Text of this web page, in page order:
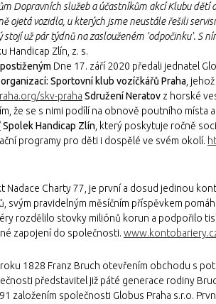
Dopravních služeb a účastníkům akcí Klubu dětí
ojetá vozidla, u kterých jsme neustále řešili
už pár týdnů na zaslouženém 'odpočinku'. S
Handicap Zlín, z. s.
Dne 17. září 2020 předali jednatel
Sportovní klub vozíčkářů Praha ,
skv-praha Sdružení Neratov z horské
že se s nimi podílí na obnově poutního místa
Spolek Handicap Zlín , který poskytuje ročně
programy pro děti i dospělé ve svém okolí.
Charty 77, je první a dosud jedinou
svým pravidelným měsíčním příspěvkem
rozdělilo stovky miliónů korun a podpořilo
zapojení do společnosti.
1828 Franz Bruch otevřením obchodu s
představitel již páté generace rodiny
založením společnosti Globus Praha s.r.o.